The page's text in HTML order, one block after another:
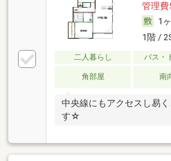
管理費
1
1階 /
二人暮らし バス・
角部屋 南
中央線にもアクセスし易
す☆